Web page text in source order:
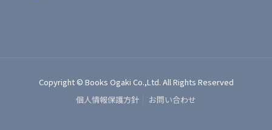
Copyright © Books Ogaki Co.,Ltd. All Rights Reserved
個人情報保護方針
お問い合わせ